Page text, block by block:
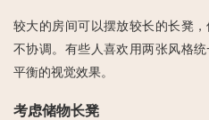
较大的房间可以摆放较长的长凳
不协调。有些人喜欢用两张风格
平衡的视觉效果。
考虑储物长凳